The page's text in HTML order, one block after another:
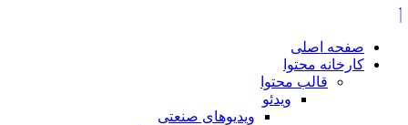
صفحه اصلی
کارخانه محتوا
قالب محتوا
ویدئو
ویدیوهای صنعتی